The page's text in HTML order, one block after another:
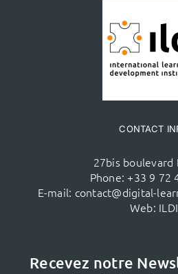
CONTACT
27bis boulevard
Phone: +33 9 72
E-mail: contact@digital-
Web: ILDI
Recevez notre